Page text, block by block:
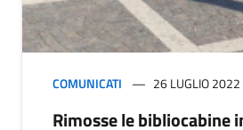
COMUNICATI 26 LUGLIO 2022
Rimosse le bibliocabine